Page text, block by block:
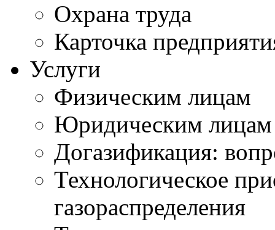
Охрана труда
Карточка
Услуги
Физическим лицам
Юридическим лицам
Догазификация:
Технологическое
газораспределения